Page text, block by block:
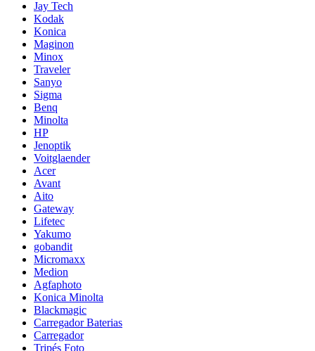
Jay Tech
Kodak
Konica
Maginon
Minox
Traveler
Sanyo
Sigma
Benq
Minolta
HP
Jenoptik
Voitglaender
Acer
Avant
Aito
Gateway
Lifetec
Yakumo
gobandit
Micromaxx
Medion
Agfaphoto
Konica Minolta
Blackmagic
Carregador Baterias
Carregador
Tripés Foto